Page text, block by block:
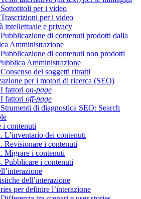
per i video
per i video
intellettuale e privacy
di contenuti prodotti dalla
Amministrazione
di contenuti non prodotti
Amministrazione
dei soggetti ritratti
per i motori di ricerca (SEO)
fattori on-page
fattori off-page
di diagnostica SEO: Search
i contenuti
L’inventario dei contenuti
Revisionare i contenuti
Migrare i contenuti
Pubblicare i contenuti
dell’interazione
per definire l’interazione